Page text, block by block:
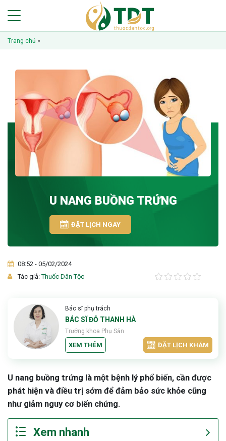
Trang chủ »
U NANG BUỒNG TRỨNG
ĐẶT LỊCH NGAY
08:52 - 05/02/2024
Tác giả:Thuốc Dân Tộc
Bác sĩ phụ trách
BÁC SĨ ĐỖ THANH HÀ
Trưởng khoa Phụ Sản
XEM THÊM ĐẶT LỊCH KHÁM
U nang buồng trứng là một bệnh lý phổ biến, cần được
phát hiện và điều trị sớm để đảm bảo sức khỏe cũng
như giảm nguy cơ biến chứng.